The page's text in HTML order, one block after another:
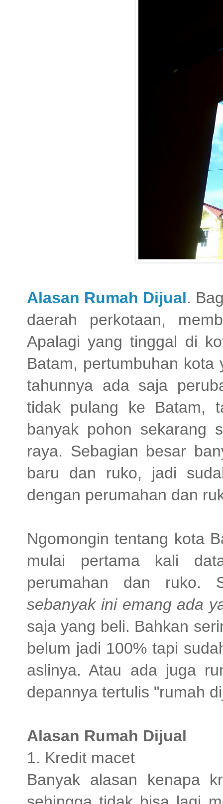
Alasan Rumah Dijual.
daerah perkotaan,
Apalagi yang tinggal di
Batam, pertumbuhan
tahunnya ada saja
tidak pulang ke Batam,
banyak pohon sekarang
raya. Sebagian besar
baru dan ruko, jadi
dengan perumahan dan
Ngomongin tentang kota
mulai pertama kali
perumahan dan ruko.
sebanyak ini emang ada
saja yang beli. Bahkan
belum jadi 100% tapi
aslinya. Atau ada juga
depannya tertulis "rumah
Alasan Rumah Dijual
1. Kredit macet
Banyak alasan kenapa